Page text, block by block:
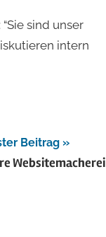
sind unser
intern
Beitrag
Websitemacherei